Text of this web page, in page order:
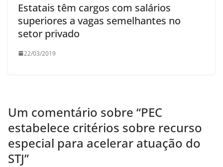
Estatais têm cargos com salários
superiores a vagas semelhantes no
setor privado
22/03/2019
Um comentário sobre “PEC
estabelece critérios sobre recurso
especial para acelerar atuação do
STJ”